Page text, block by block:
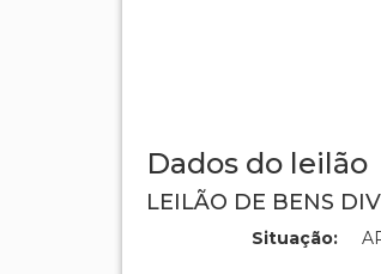
Dados do leilão
LEILÃO DE BENS
Situação: